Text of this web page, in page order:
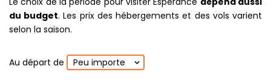
du budget. Les prix des hébergements et des vols varient
selon la saison.
Au départ de Peu importe